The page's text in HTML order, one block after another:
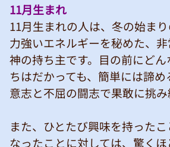
11月生まれ
11月生まれの人は、冬の始ま
力強いエネルギーを秘めた、
神の持ち主です。目の前にど
ちはだかっても、簡単には諦
意志と不屈の闘志で果敢に挑み
また、ひとたび興味を持った
なったことに対しては、驚く